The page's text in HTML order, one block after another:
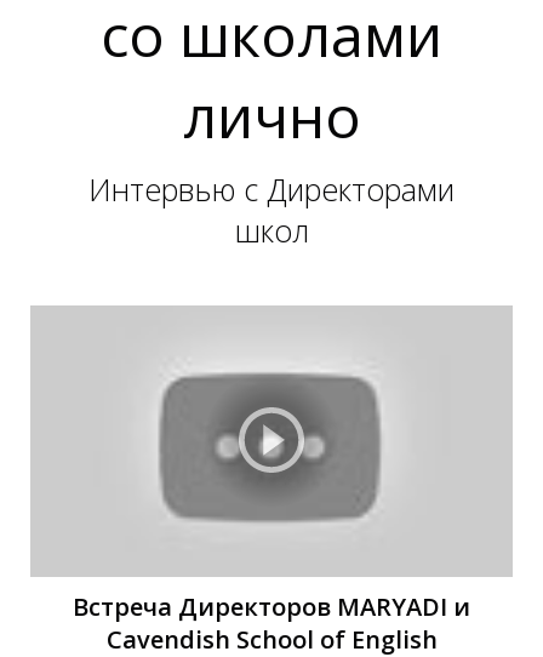
Ы
Ы
со школами
лично
Интервью с Директорами
школ
Встреча Директоров MARYADI и
Cavendish School of English